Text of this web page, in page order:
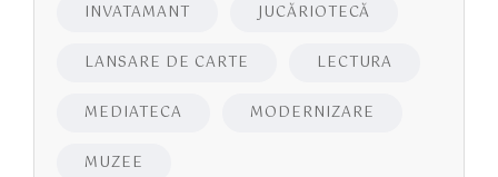
INVATAMANT JUCĂRIOTECĂ
LANSARE DE CARTE LECTURA
MEDIATECA MODERNIZARE
MUZEE